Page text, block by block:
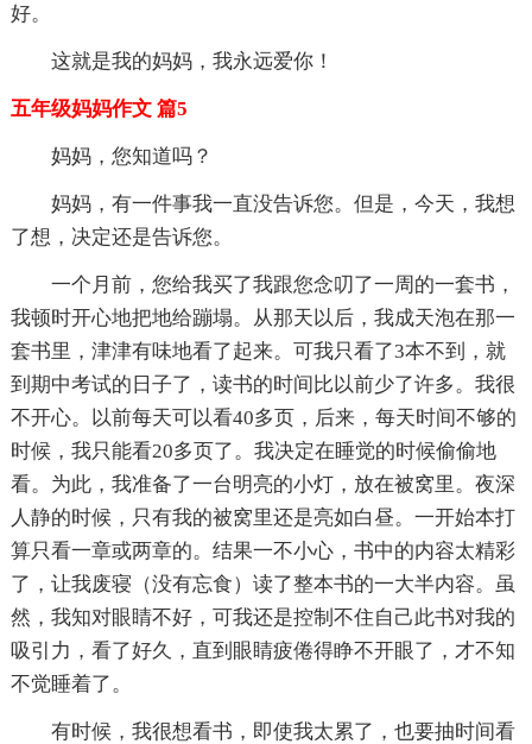
好。
这就是我的妈妈，我永远爱你！
五年级妈妈作文 篇5
妈妈，您知道吗？
妈妈，有一件事我一直没告诉您。但是，今天，我想
了想，决定还是告诉您。
一个月前，您给我买了我跟您念叨了一周的一套书，
我顿时开心地把地给蹦塌。从那天以后，我成天泡在那一
套书里，津津有味地看了起来。可我只看了3本不到，就
到期中考试的日子了，读书的时间比以前少了许多。我很
不开心。以前每天可以看40多页，后来，每天时间不够的
时候，我只能看20多页了。我决定在睡觉的时候偷偷地
看。为此，我准备了一台明亮的小灯，放在被窝里。夜深
人静的时候，只有我的被窝里还是亮如白昼。一开始本打
算只看一章或两章的。结果一不小心，书中的内容太精彩
了，让我废寝（没有忘食）读了整本书的一大半内容。虽
然，我知对眼睛不好，可我还是控制不住自己此书对我的
吸引力，看了好久，直到眼睛疲倦得睁不开眼了，才不知
不觉睡着了。
有时候，我很想看书，即使我太累了，也要抽时间看